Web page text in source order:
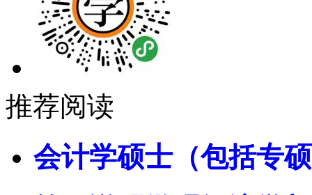
推荐阅读
会计学硕士（包括专